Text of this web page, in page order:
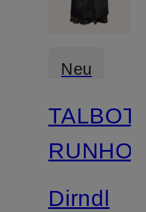
Neu
TALBOT
RUNHOF
Dirndl